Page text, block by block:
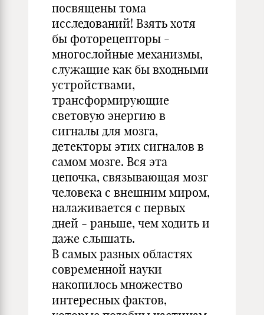
посвящены тома
исследований! Взять хотя
бы фоторецепторы -
многослойные механизмы,
служащие как бы входными
устройствами,
трансформирующие
световую энергию в
сигналы для мозга,
детекторы этих сигналов в
самом мозге. Вся эта
цепочка, связывающая мозг
человека с внешним миром,
налаживается с первых
дней - раньше, чем ходить и
даже слышать.
В самых разных областях
современной науки
накопилось множество
интересных фактов,